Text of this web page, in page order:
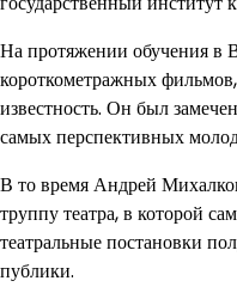
На протяжении обучения
короткометражных
известность. Он был
самых перспективных
В то время Андрей
труппу театра, в которой
театральные постановки
публики.